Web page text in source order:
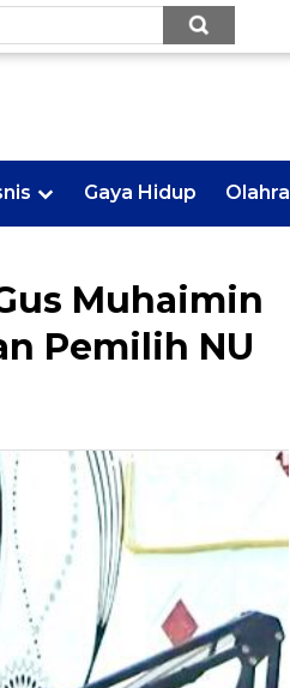
Gaya Hidup
Muhaimin
Pemilih NU